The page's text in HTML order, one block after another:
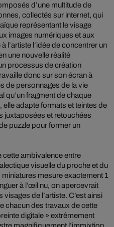
d’une multitude de
collectés sur internet, qui
représentant le visage
images numériques et aux
l’artiste l’idée de concentrer un
une nouvelle réalité
processus de création
donc sur son écran à
de personnages de la vie
qu’un fragment de chaque
elle adapte formats et teintes de
juxtaposées et retouchées
puzzle pour former un
cette ambivalence entre
visuelle du proche et du
mesure exactement 1
à l’œil nu, on apercevrait
de l’artiste. C’est ainsi
chacun des travaux de cette
digitale » extrêmement
magnifiquement l’immixtion